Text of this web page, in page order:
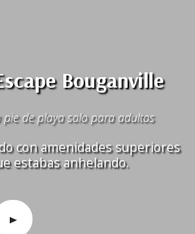
Bouganville
de playa solo para adultos
con amenidades superiores
estabas anhelando.